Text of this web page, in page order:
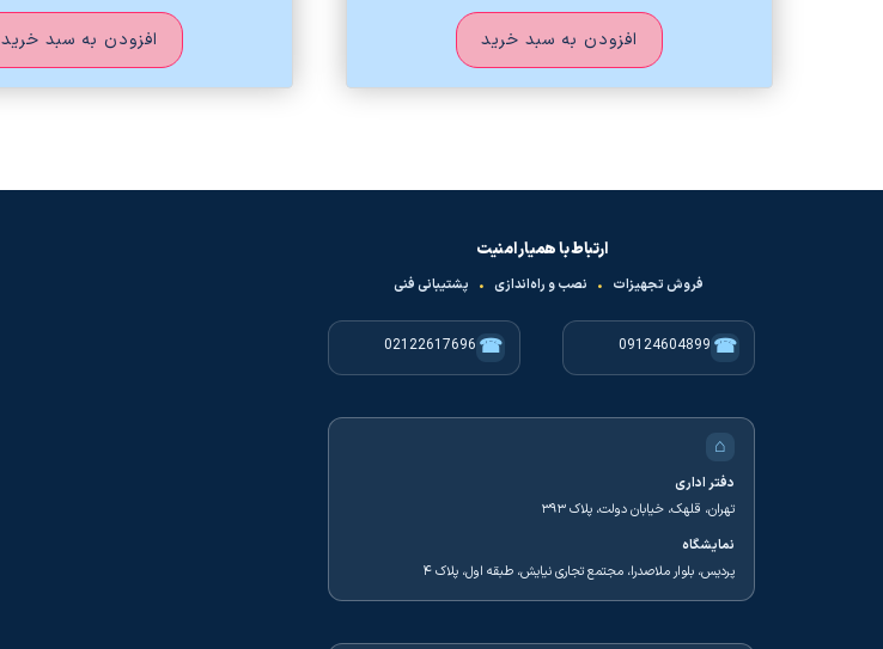
افزودن به سبد خرید افزودن به سبد خرید
ارتباط با همیار امنیت
فروش تجهیزات • نصب و راه‌اندازی • پشتیبانی فنی
☎
09124604899
☎
02122617696
⌂
دفتر اداری
تهران، قلهک، خیابان دولت، پلاک ۳۹۳
نمایشگاه
پردیس، بلوار ملاصدرا، مجتمع تجاری نیایش، طبقه اول، پلاک ۴